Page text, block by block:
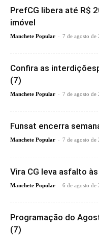
PrefCG libera até R$
imóvel
Manchete Popular - 7 de agosto de
Confira as
(7)
Manchete Popular - 7 de agosto de
Funsat encerra
Manchete Popular - 7 de agosto de
Vira CG leva asfalto
Manchete Popular - 6 de agosto de
Programação do
(7)